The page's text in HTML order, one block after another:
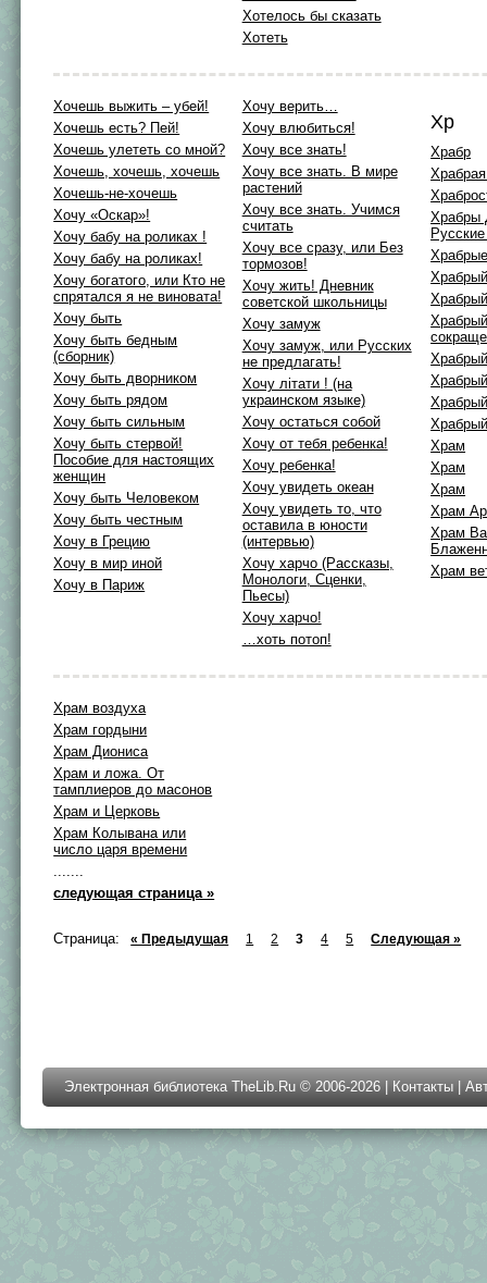
Хотелось бы сказать
Хотеть
Хочешь выжить – убей!
Хочешь есть? Пей!
Хочешь улететь со мной?
Хочешь, хочешь, хочешь
Хочешь-не-хочешь
Хочу «Оскар»!
Хочу бабу на роликах !
Хочу бабу на роликах!
Хочу богатого, или Кто не
спрятался я не виновата!
Хочу быть
Хочу быть бедным
(сборник)
Хочу быть дворником
Хочу быть рядом
Хочу быть сильным
Хочу быть стервой!
Пособие для настоящих
женщин
Хочу быть Человеком
Хочу быть честным
Хочу в Грецию
Хочу в мир иной
Хочу в Париж
Хочу верить…
Хочу влюбиться!
Хочу все знать!
Хочу все знать. В мире
растений
Хочу все знать. Учимся
считать
Хочу все сразу, или Без
тормозов!
Хочу жить! Дневник
советской школьницы
Хочу замуж
Хочу замуж, или Русских
не предлагать!
Хочу лiтати ! (на
украинском языке)
Хочу остаться собой
Хочу от тебя ребенка!
Хочу ребенка!
Хочу увидеть океан
Хочу увидеть то, что
оставила в юности
(интервью)
Хочу харчо (Рассказы,
Монологи, Сценки,
Пьесы)
Хочу харчо!
…хоть потоп!
Хр
Храбр
Храбры
Храм
Храм
Храм
Храм
Храм
Храм
Храм воздуха
Храм гордыни
Храм Диониса
Храм и ложа. От
тамплиеров до масонов
Храм и Церковь
Храм Колывана или
число царя времени
.......
следующая страница »
Страница: « Предыдущая 1 2 3 4 5 Следующая »
Электронная библиотека TheLib.Ru © 2006-2026 | Контакты |